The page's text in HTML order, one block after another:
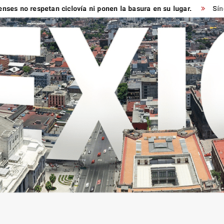
ciclovía ni ponen la basura en su lugar. Síndico